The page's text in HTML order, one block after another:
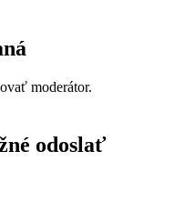
moderátor.
odoslať